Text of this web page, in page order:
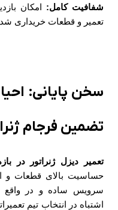
شفافیت کامل: امکان
تعمیر و قطعات خریداری
سخن پایانی:
تضمین فرجام
تعمیر دیزل ژنراتور در بازه توان ۴۰۰
حساسیت بالای قطعات و
سرویس ساده و در واقع
اشتباه در انتخاب تیم